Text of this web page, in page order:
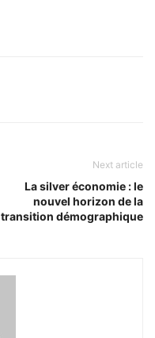
Next article
La silver économie : le
nouvel horizon de la
transition démographique